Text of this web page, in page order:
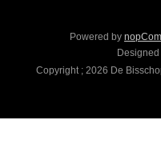
Powered by
Copyright ; 2026 De